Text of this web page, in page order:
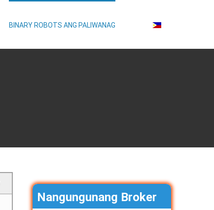
BINARY ROBOTS ANG PALIWANAG
Nangungunang Broker